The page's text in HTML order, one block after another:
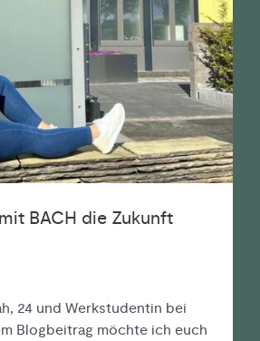
BACH die Zukunft
24 und Werkstudentin bei
Blogbeitrag möchte ich euch